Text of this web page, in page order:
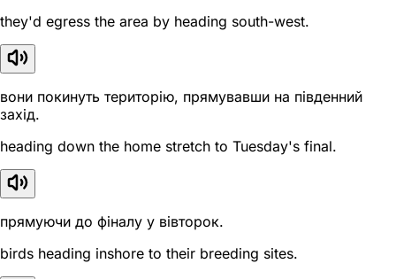
they'd egress the area by heading south-west.
вони покинуть територію, прямувавши на південний
захід.
heading down the home stretch to Tuesday's final.
прямуючи до фіналу у вівторок.
birds heading inshore to their breeding sites.